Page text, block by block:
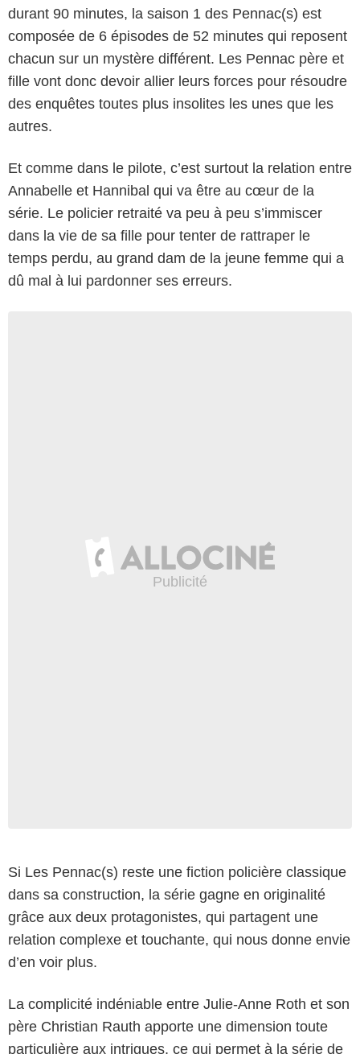
durant 90 minutes, la saison 1 des Pennac(s) est
composée de 6 épisodes de 52 minutes qui reposent
chacun sur un mystère différent. Les Pennac père et
fille vont donc devoir allier leurs forces pour résoudre
des enquêtes toutes plus insolites les unes que les
autres.
Et comme dans le pilote, c’est surtout la relation entre
Annabelle et Hannibal qui va être au cœur de la
série. Le policier retraité va peu à peu s’immiscer
dans la vie de sa fille pour tenter de rattraper le
temps perdu, au grand dam de la jeune femme qui a
dû mal à lui pardonner ses erreurs.
Si Les Pennac(s) reste une fiction policière classique
dans sa construction, la série gagne en originalité
grâce aux deux protagonistes, qui partagent une
relation complexe et touchante, qui nous donne envie
d’en voir plus.
La complicité indéniable entre Julie-Anne Roth et son
père Christian Rauth apporte une dimension toute
particulière aux intrigues, ce qui permet à la série de